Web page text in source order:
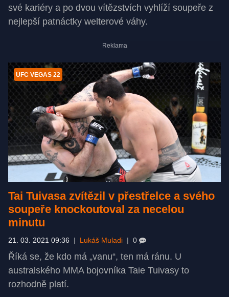
své kariéry a po dvou vítězstvích vyhlíží soupeře z
nejlepší patnáctky welterové váhy.
UFC VEGAS 22
Tai Tuivasa zvítězil v přestřelce a svého
soupeře knockoutoval za necelou
minutu
21. 03. 2021 09:36 Lukáš Muladi 0
Říká se, že kdo má „vanu“, ten má ránu. U
australského MMA bojovníka Taie Tuivasy to
rozhodně platí.